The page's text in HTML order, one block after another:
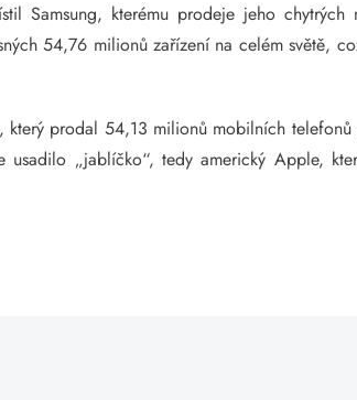
Samsung, kterému prodeje jeho
54,76 milionů zařízení na celém světě,
prodal 54,13 milionů mobilních
„jablíčko“, tedy americký Apple,